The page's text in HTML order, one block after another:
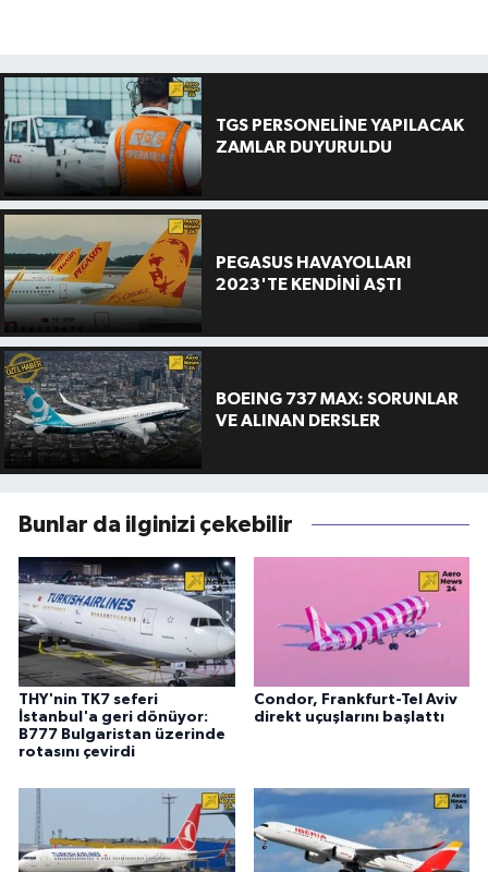
TGS PERSONELİNE YAPILACAK
ZAMLAR DUYURULDU
PEGASUS HAVAYOLLARI
2023'TE KENDİNİ AŞTI
BOEING 737 MAX: SORUNLAR
VE ALINAN DERSLER
Bunlar da ilginizi çekebilir
THY'nin TK7 seferi
İstanbul'a geri dönüyor:
B777 Bulgaristan üzerinde
rotasını çevirdi
Condor, Frankfurt-Tel Aviv
direkt uçuşlarını başlattı